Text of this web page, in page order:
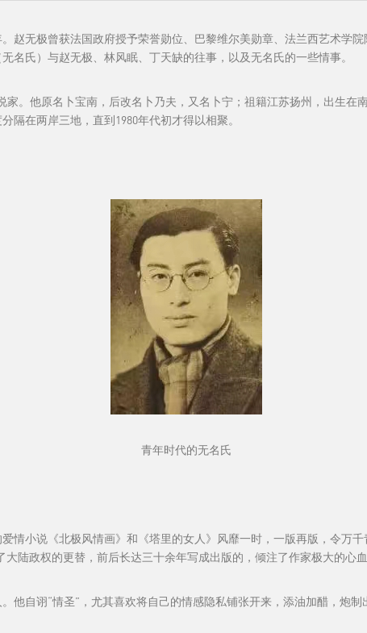
赵无极曾获法国政府授予荣誉勋位、巴黎维尔美勋章、法兰西艺术学
名氏）与赵无极、林风眠、丁天缺的往事，以及无名氏的一些情事。
。他原名卜宝南，后改名卜乃夫，又名卜宁；祖籍江苏扬州，出生在
隔在两岸三地，直到1980年代初才得以相聚。
青年时代的无名氏
情小说《北极风情画》和《塔里的女人》风靡一时，一版再版，令万
陆政权的更替，前后长达三十余年写成出版的，倾注了作家极大的心血
他自诩“情圣”，尤其喜欢将自己的情感隐私铺张开来，添油加醋，炮制